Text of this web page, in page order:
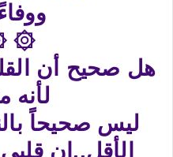
۞
هل صحيح أن
لأنه
ليس صحيحاً
الأقل..إن